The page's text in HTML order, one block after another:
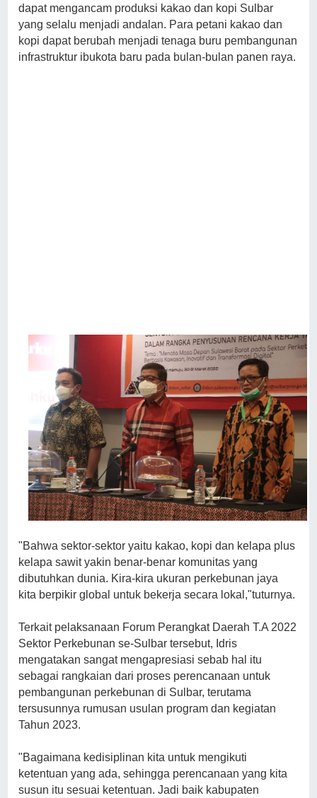
dapat mengancam produksi kakao dan kopi Sulbar
yang selalu menjadi andalan. Para petani kakao dan
kopi dapat berubah menjadi tenaga buru pembangunan
infrastruktur ibukota baru pada bulan-bulan panen raya.
"Bahwa sektor-sektor yaitu kakao, kopi dan kelapa plus
kelapa sawit yakin benar-benar komunitas yang
dibutuhkan dunia. Kira-kira ukuran perkebunan jaya
kita berpikir global untuk bekerja secara lokal,"tuturnya.
Terkait pelaksanaan Forum Perangkat Daerah T.A 2022
Sektor Perkebunan se-Sulbar tersebut, Idris
mengatakan sangat mengapresiasi sebab hal itu
sebagai rangkaian dari proses perencanaan untuk
pembangunan perkebunan di Sulbar, terutama
tersusunnya rumusan usulan program dan kegiatan
Tahun 2023.
"Bagaimana kedisiplinan kita untuk mengikuti
ketentuan yang ada, sehingga perencanaan yang kita
susun itu sesuai ketentuan. Jadi baik kabupaten